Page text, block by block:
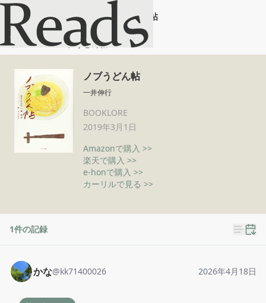
ノブうどん帖
ホーム ノブうどん帖
ノブうどん帖
一井伸行
BOOKLORE
2019年3月1日
Amazonで購入 >>
楽天で購入 >>
e-honで購入 >>
カーリルで見る >>
1件の記録
かな@kk71400026 2026年4月18日